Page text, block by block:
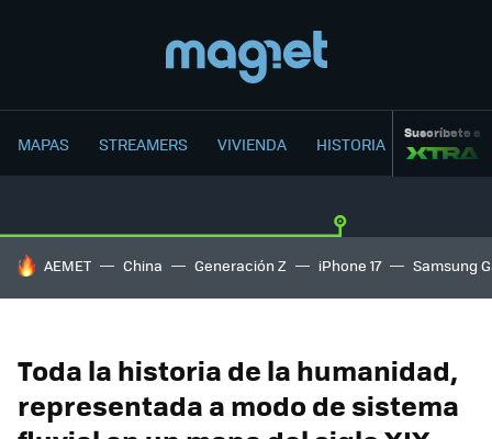
MAPAS STREAMERS VIVIENDA HISTORIA Suscríbete a
HOY SE HABLA DE
AEMET China Generación Z iPhone 17 Samsung
Toda la historia de la humanidad,
representada a modo de sistema